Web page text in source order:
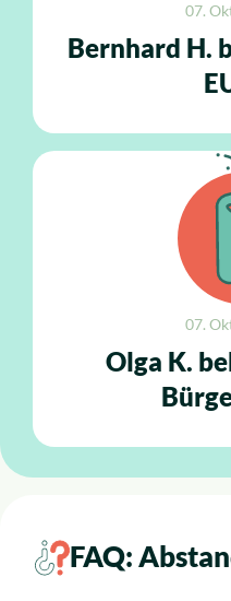
07.
Bernhard H.
07.
Olga K.
FAQ: